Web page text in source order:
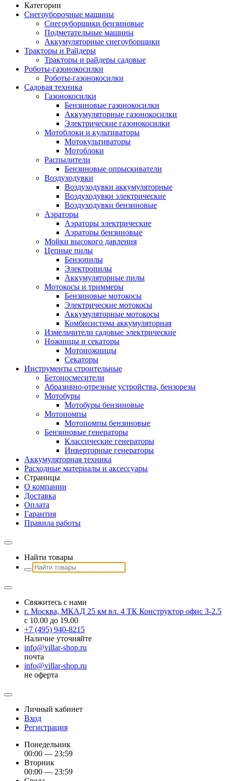
Категории
Снегоуборочные машины
Снегоуборщики бензиновые
Подметательные машины
Аккумуляторные снегоуборщики
Тракторы и Райдеры
Тракторы и райдеры садовые
Роботы-газонокосилки
Роботы-газонокосилки
Садовая техника
Газонокосилки
Бензиновые газонокосилки
Аккумуляторные газонокосилки
Электрические газонокосилки
Мотоблоки и культиваторы
Мотокультиваторы
Мотоблоки
Распылители
Бензиновые опрыскиватели
Воздуходувки
Воздуходувки аккумуляторные
Воздуходувки электрические
Воздуходувки бензиновые
Аэраторы
Аэраторы электрические
Аэраторы бензиновые
Мойки высокого давления
Цепные пилы
Бензопилы
Электропилы
Аккумуляторные пилы
Мотокосы и триммеры
Бензиновые мотокосы
Электрические мотокосы
Аккумуляторные мотокосы
Комбисистема аккумуляторная
Измельчители садовые электрические
Ножницы и секаторы
Мотоножницы
Секаторы
Инструменты строительные
Бетоносмесители
Абразивно-отрезные устройства, бензорезы
Мотобуры
Мотобуры бензиновые
Мотопомпы
Мотопомпы бензиновые
Бензиновые генераторы
Классические генераторы
Инверторные генераторы
Аккумуляторная техника
Расходные материалы и аксессуары
Страницы
О компании
Доставка
Оплата
Гарантия
Правила работы
Найти товары
Свяжитесь с нами
г. Москва, МКАД 25 км вл. 4 ТК Конструктор офис З-2.5
с 10.00 до 19.00
+7 (495) 940-8215
Наличие уточняйте
info@villar-shop.ru
почта
info@villar-shop.ru
не оферта
Личный кабинет
Вход
Регистрация
Понедельник
00:00 — 23:59
Вторник
00:00 — 23:59